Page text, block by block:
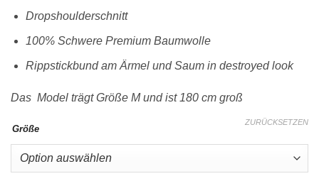
Dropshoulderschnitt
100% Schwere Premium Baumwolle
Rippstickbund am Ärmel und Saum in destroyed look
Das Model trägt Größe M und ist 180 cm groß
Größe
ZURÜCKSETZEN